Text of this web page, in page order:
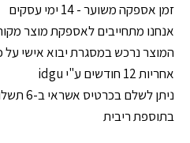
זמן אספקה משוער - 14 ימי עסקים
אנחנו מתחייבים לאספקת מוצר
המוצר נרכש במסגרת יבוא אישי
אחריות 12 חודשים ע"י idgu
בתוספת ריבית